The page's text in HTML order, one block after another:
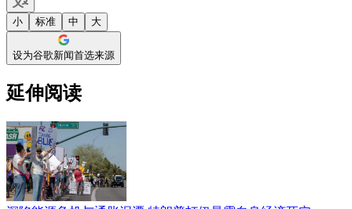
小 标准 中 大
设为谷歌新闻首选来源
延伸阅读